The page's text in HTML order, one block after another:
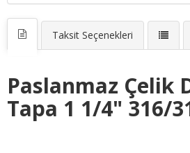
Taksit Seçenekleri
Paslanmaz Çelik
Tapa 1 1/4" 316/